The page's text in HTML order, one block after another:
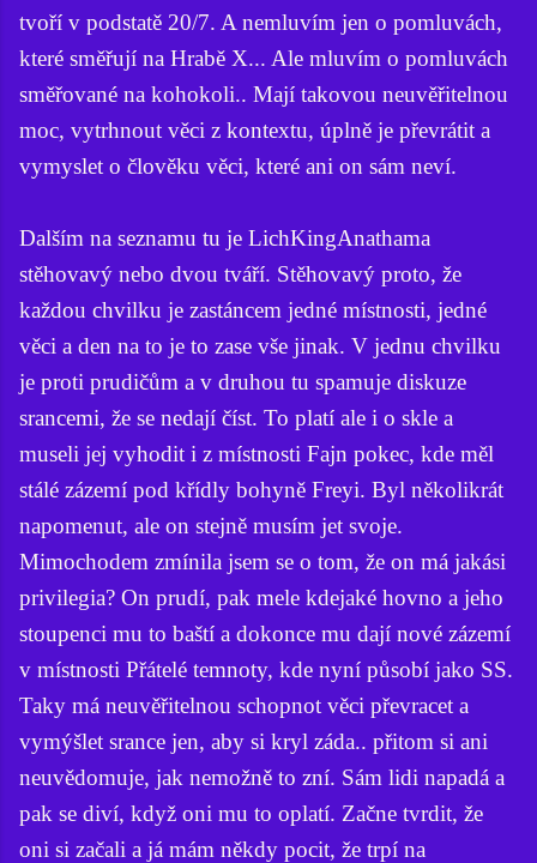
tvoří v podstatě 20/7. A nemluvím jen o pomluvách,
které směřují na Hrabě X... Ale mluvím o pomluvách
směřované na kohokoli.. Mají takovou neuvěřitelnou
moc, vytrhnout věci z kontextu, úplně je převrátit a
vymyslet o člověku věci, které ani on sám neví.
Dalším na seznamu tu je LichKingAnathama
stěhovavý nebo dvou tváří. Stěhovavý proto, že
každou chvilku je zastáncem jedné místnosti, jedné
věci a den na to je to zase vše jinak. V jednu chvilku
je proti prudičům a v druhou tu spamuje diskuze
srancemi, že se nedají číst. To platí ale i o skle a
museli jej vyhodit i z místnosti Fajn pokec, kde měl
stálé zázemí pod křídly bohyně Freyi. Byl několikrát
napomenut, ale on stejně musím jet svoje.
Mimochodem zmínila jsem se o tom, že on má jakási
privilegia? On prudí, pak mele kdejaké hovno a jeho
stoupenci mu to baští a dokonce mu dají nové zázemí
v místnosti Přátelé temnoty, kde nyní působí jako SS.
Taky má neuvěřitelnou schopnot věci převracet a
vymýšlet srance jen, aby si kryl záda.. přitom si ani
neuvědomuje, jak nemožně to zní. Sám lidi napadá a
pak se diví, když oni mu to oplatí. Začne tvrdit, že
oni si začali a já mám někdy pocit, že trpí na